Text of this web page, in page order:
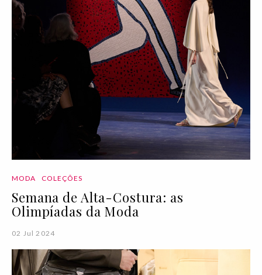
MODA COLEÇÕES
Semana de Alta-Costura: as
Olimpíadas da Moda
02 Jul 2024